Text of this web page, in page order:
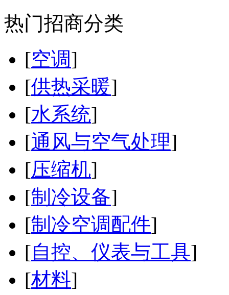
热门招商分类
[空调]
[供热采暖]
[水系统]
[通风与空气处理]
[压缩机]
[制冷设备]
[制冷空调配件]
[自控、仪表与工具]
[材料]